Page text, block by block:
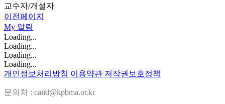
교수자/개설자
이전페이지
My 알림
Loading...
Loading...
Loading...
Loading...
개인정보처리방침 이용약관 저작권보호정책
문의처 : caiid@kpbma.or.kr